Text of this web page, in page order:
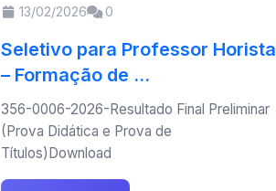
13/02/2026 0
Seletivo para Professor Horista
– Formação de ...
356-0006-2026-Resultado Final Preliminar
(Prova Didática e Prova de
Títulos)Download